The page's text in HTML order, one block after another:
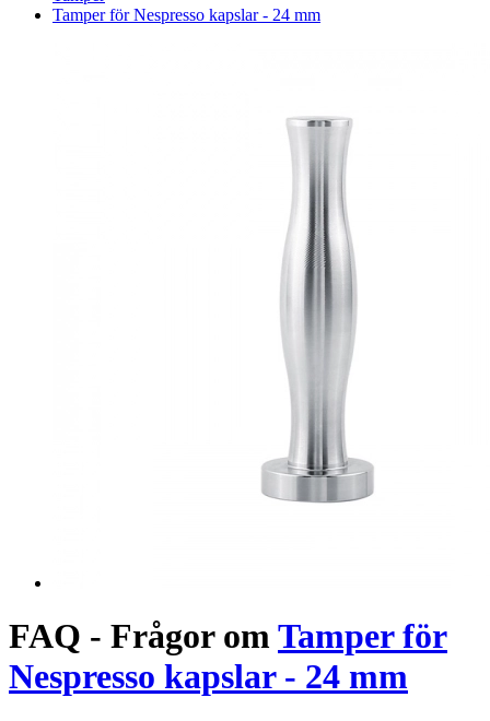
Tamper för Nespresso kapslar - 24 mm
FAQ - Frågor omTamper för
Nespresso kapslar - 24 mm